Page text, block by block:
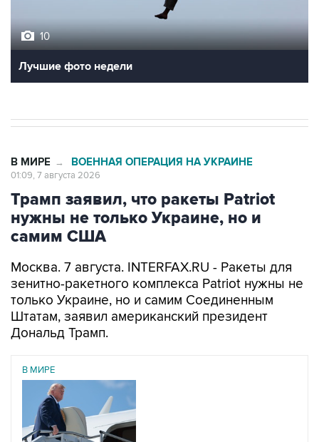
10
Лучшие фото недели
В МИРЕ → ВОЕННАЯ ОПЕРАЦИЯ НА УКРАИНЕ
01:09, 7 августа 2026
Трамп заявил, что ракеты Patriot
нужны не только Украине, но и
самим США
Москва. 7 августа. INTERFAX.RU - Ракеты для
зенитно-ракетного комплекса Patriot нужны не
только Украине, но и самим Соединенным
Штатам, заявил американский президент
Дональд Трамп.
В МИРЕ